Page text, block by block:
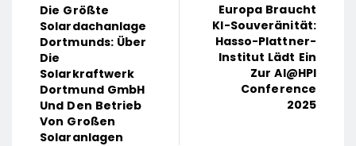
Die Größte
Solardachanlage
Dortmunds: Über
Die
Solarkraftwerk
Dortmund GmbH
Und Den Betrieb
Von Großen
Solaranlagen
Europa Braucht
KI-Souveränität:
Hasso-Plattner-
Institut Lädt Ein
Zur AI@HPI
Conference
2025